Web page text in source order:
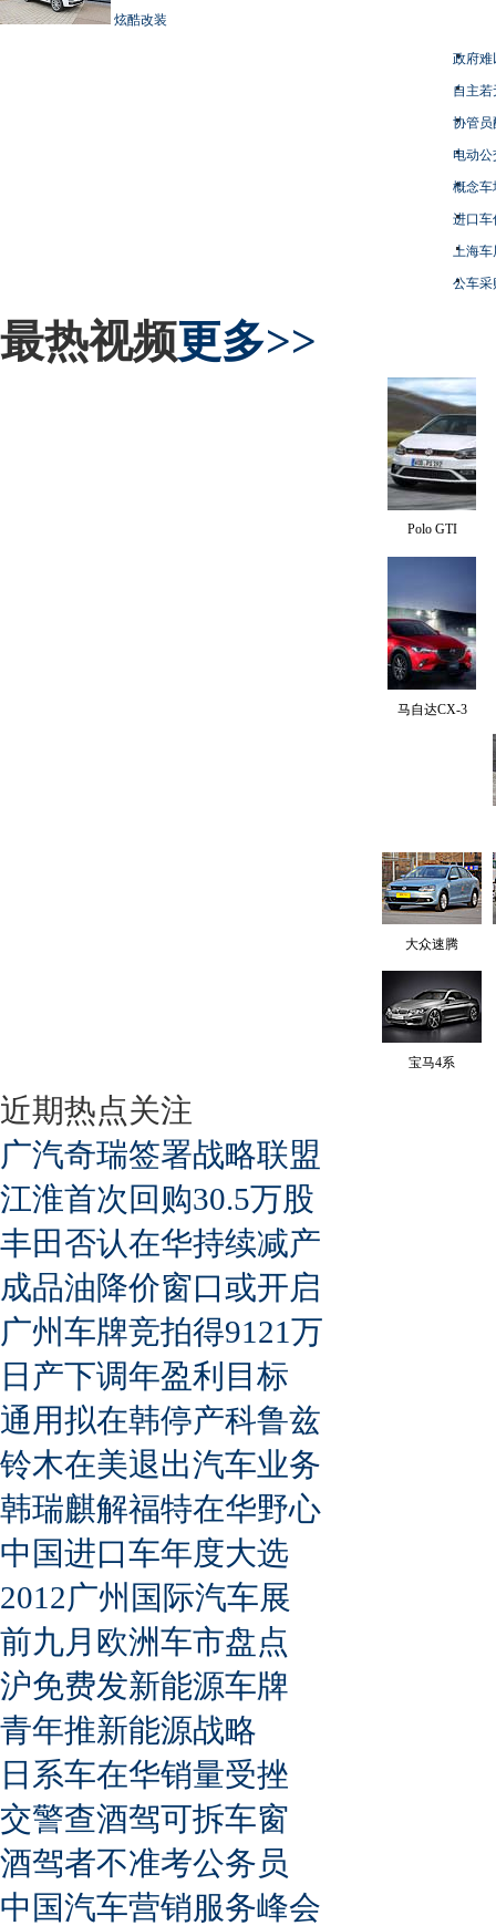
炫酷改装
政府难
自主
协管员
电动
概念车
进口车
上海
公车采
最热视频更多>>
Polo GTI
马自达CX-3
大众速腾
宝马4系
近期热点关注
广汽奇瑞签署战略联盟
江淮首次回购30.5万股
丰田否认在华持续减产
成品油降价窗口或开启
广州车牌竞拍得9121万
日产下调年盈利目标
通用拟在韩停产科鲁兹
铃木在美退出汽车业务
韩瑞麒解福特在华野心
中国进口车年度大选
2012广州国际汽车展
前九月欧洲车市盘点
沪免费发新能源车牌
青年推新能源战略
日系车在华销量受挫
交警查酒驾可拆车窗
酒驾者不准考公务员
中国汽车营销服务峰会